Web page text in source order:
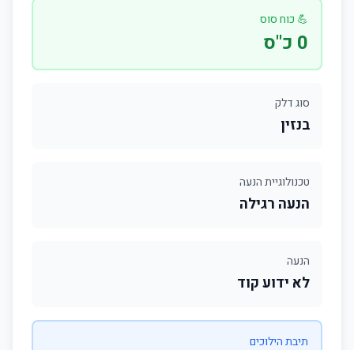
💪 כוח סוס
0 כ"ס
סוג דלק
בנזין
טכנולוגיית הנעה
הנעה רגילה
הנעה
לא ידוע קוד
תיבת הילוכים